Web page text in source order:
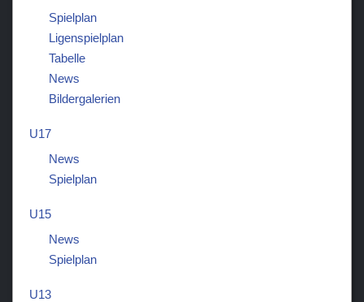
Spielplan
Ligenspielplan
Tabelle
News
Bildergalerien
U17
News
Spielplan
U15
News
Spielplan
U13